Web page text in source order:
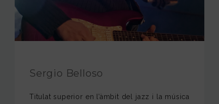
CENTRE SUPERIOR
FUNDACIÓ JAM
Sergio Belloso
Titulat superior en l’àmbit del jazz i la música